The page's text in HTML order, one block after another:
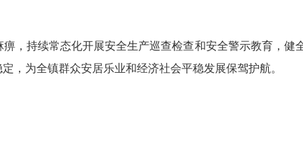
，持续常态化开展安全生产巡查检查和安全警示教育，健
，为全镇群众安居乐业和经济社会平稳发展保驾护航。